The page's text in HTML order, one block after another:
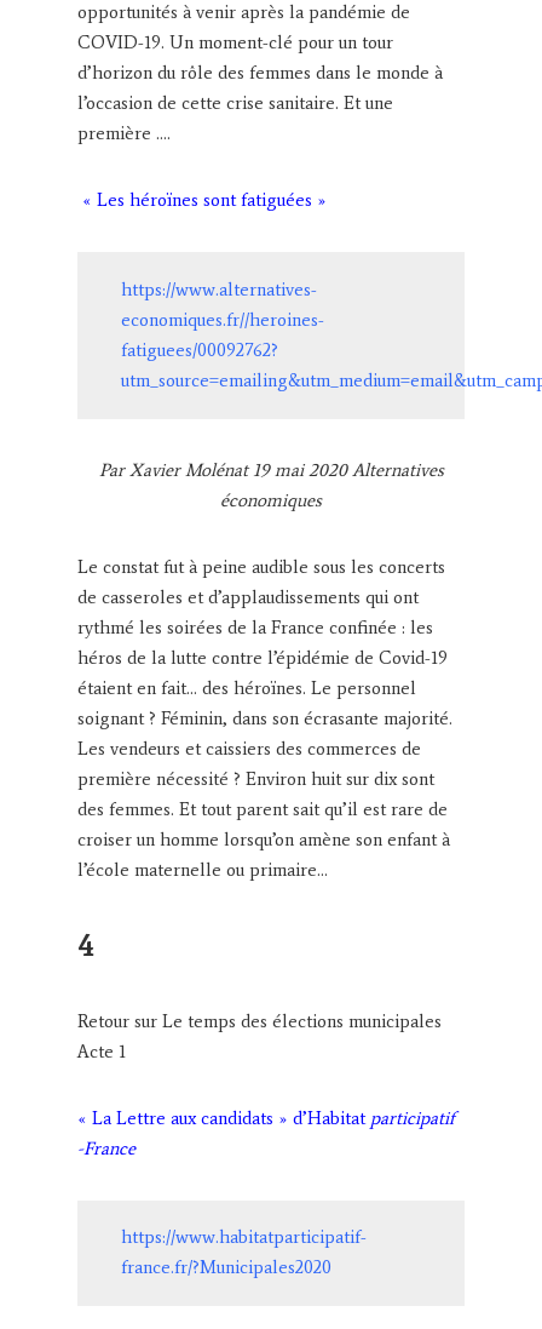
opportunités à venir après la pandémie de
COVID-19. Un moment-clé pour un tour
d’horizon du rôle des femmes dans le monde à
l’occasion de cette crise sanitaire. Et une
première ….
« Les héroïnes sont fatiguées »
https://www.alternatives-
economiques.fr//heroines-
fatiguees/00092762?
Par Xavier Molénat 19 mai 2020 Alternatives
économiques
Le constat fut à peine audible sous les concerts
de casseroles et d’applaudissements qui ont
rythmé les soirées de la France confinée : les
héros de la lutte contre l’épidémie de Covid-19
étaient en fait… des héroïnes. Le personnel
soignant ? Féminin, dans son écrasante majorité.
Les vendeurs et caissiers des commerces de
première nécessité ? Environ huit sur dix sont
des femmes. Et tout parent sait qu’il est rare de
croiser un homme lorsqu’on amène son enfant à
l’école maternelle ou primaire…
4
Retour sur Le temps des élections municipales
Acte 1
« La Lettre aux candidats » d’Habitatparticipatif
-France
https://www.habitatparticipatif-
france.fr/?Municipales2020